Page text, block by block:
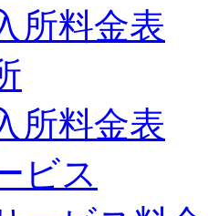
所料金表
所料金表
ビス